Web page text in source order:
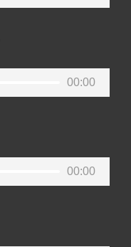
00:00
00:00